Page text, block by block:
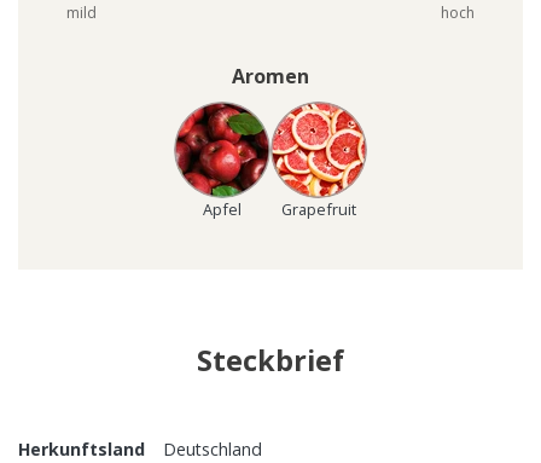
mild hoch
Aromen
Apfel Grapefruit
Steckbrief
Herkunftsland Deutschland